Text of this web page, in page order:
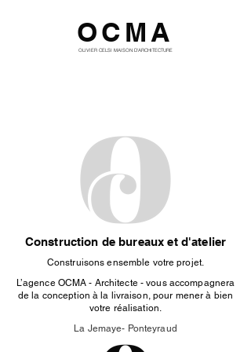
OCMA
OLIVIER CELSI MAISON D'ARCHITECTURE
Construction de bureaux et d'atelier
Construisons ensemble votre projet.
L’agence OCMA - Architecte - vous accompagnera
de la conception à la livraison, pour mener à bien
votre réalisation.
La Jemaye- Ponteyraud